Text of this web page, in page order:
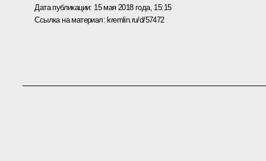
Дата публикации: 15 мая 2018 года, 15:15
Ссылка на материал: kremlin.ru/d/57472